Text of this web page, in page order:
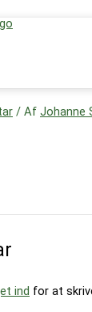
/ Af Johanne
ind for at